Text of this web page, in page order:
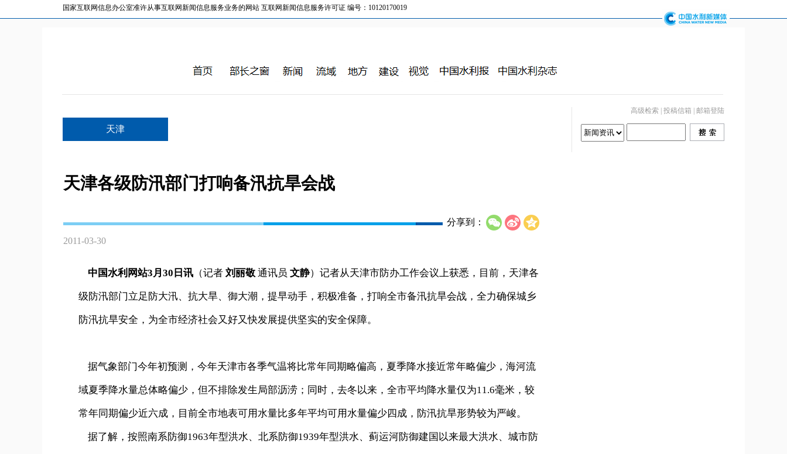
国家互联网信息办公室准许从事互联网新闻信息服务业务的网站 互联网新闻信息服务许可证 编号：10120170019
天津
高级检索 投稿信箱 邮箱登陆
天津各级防汛部门打响备汛抗旱会战
分享到：
2011-03-30
中国水利网站3月30日讯 （记者 刘丽敬 通讯员 文静）记者从天津市防办工作会议上获悉，目前，天津各
级防汛部门立足防大汛、抗大旱、御大潮，提早动手，积极准备，打响全市备汛抗旱会战，全力确保城乡
防汛抗旱安全，为全市经济社会又好又快发展提供坚实的安全保障。
据气象部门今年初预测，今年天津市各季气温将比常年同期略偏高，夏季降水接近常年略偏少，海河流
域夏季降水量总体略偏少，但不排除发生局部沥涝；同时，去冬以来，全市平均降水量仅为11.6毫米，较
常年同期偏少近六成，目前全市地表可用水量比多年平均可用水量偏少四成，防汛抗旱形势较为严峻。
据了解，按照南系防御1963年型洪水、北系防御1939年型洪水、蓟运河防御建国以来最大洪水、城市防